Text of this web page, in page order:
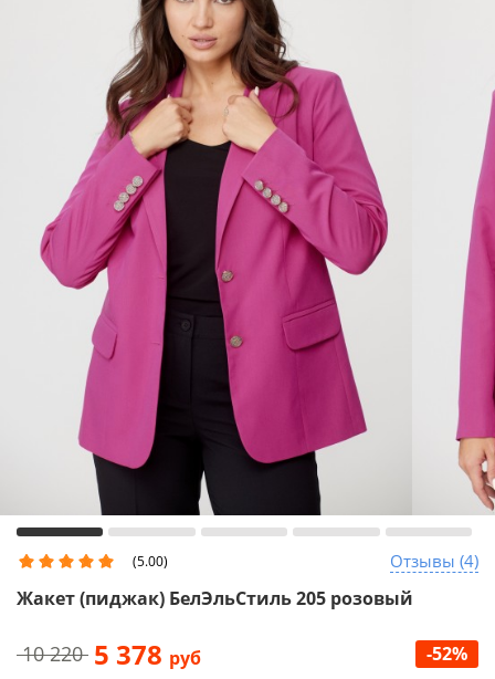
(5.00) Отзывы (4)
Жакет (пиджак) БелЭльСтиль 205 розовый
10 220 5 378 руб -52%